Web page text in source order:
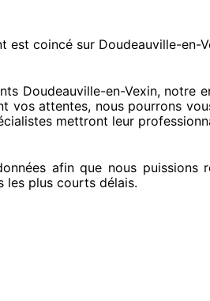
est coincé sur Doudeauville-en-
Doudeauville-en-Vexin, notre
vos attentes, nous pourrons
mettront leur
afin que nous puissions
les plus courts délais.